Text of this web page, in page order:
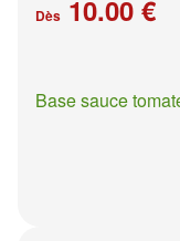
Dès 10.00 €
Base sauce